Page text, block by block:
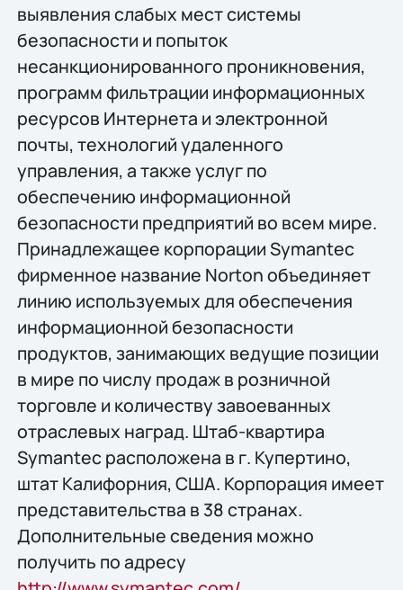
выявления слабых мест системы
безопасности и попыток
несанкционированного проникновения,
программ фильтрации информационных
ресурсов Интернета и электронной
почты, технологий удаленного
управления, а также услуг по
обеспечению информационной
безопасности предприятий во всем мире.
Принадлежащее корпорации Symantec
фирменное название Norton объединяет
линию используемых для обеспечения
информационной безопасности
продуктов, занимающих ведущие позиции
в мире по числу продаж в розничной
торговле и количеству завоеванных
отраслевых наград. Штаб-квартира
Symantec расположена в г. Купертино,
штат Калифорния, США. Корпорация имеет
представительства в 38 странах.
Дополнительные сведения можно
получить по адресу